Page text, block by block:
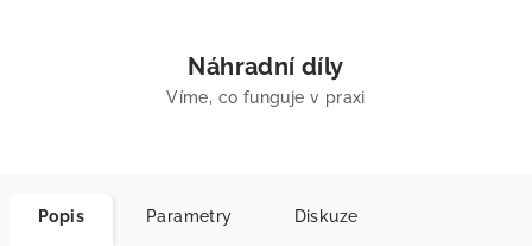
Náhradní díly
Víme, co funguje v praxi
Popis Parametry Diskuze